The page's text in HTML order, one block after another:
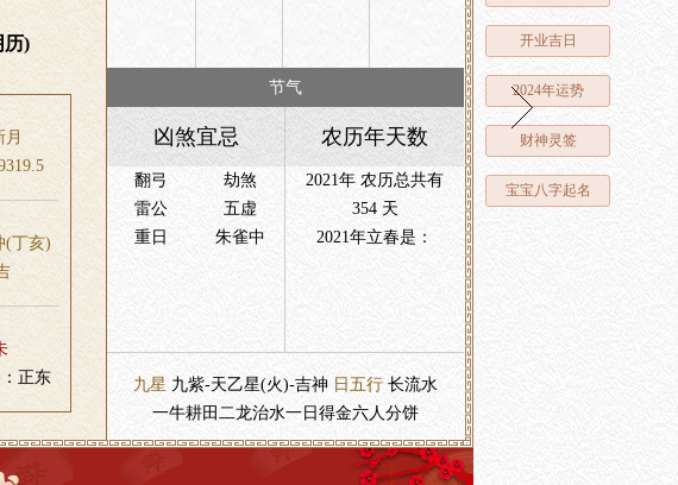
开业吉日
2024年运势
财神灵签
宝宝八字起名
历)
(丁亥)
正东
节气
凶煞宜忌
翻弓
劫煞
雷公
五虚
重日
朱雀中
农历年天数
2021年 农历总共有
354 天
2021年立春是：
九星 九紫-天乙星(火)-吉神 日五行 长流水
一牛耕田二龙治水一日得金六人分饼